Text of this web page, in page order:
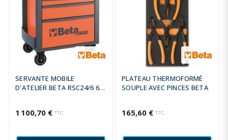
SERVANTE MOBILE
D'ATELIER BETA RSC24/6 6
1 100,70 € TTC
PLATEAU THERMOFORMÉ
SOUPLE AVEC PINCES BETA
165,60 € TTC